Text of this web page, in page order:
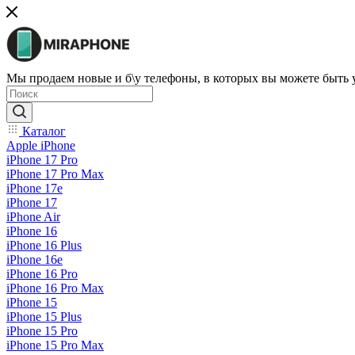
Мы продаем новые и б\у телефоны, в которых вы можете быть
Каталог
Apple iPhone
iPhone 17 Pro
iPhone 17 Pro Max
iPhone 17e
iPhone 17
iPhone Air
iPhone 16
iPhone 16 Plus
iPhone 16e
iPhone 16 Pro
iPhone 16 Pro Max
iPhone 15
iPhone 15 Plus
iPhone 15 Pro
iPhone 15 Pro Max